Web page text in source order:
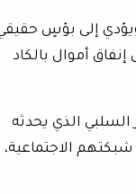
إلى بؤسٍ
أموال بالكاد
الذي يحدثه
الاجتماعية،